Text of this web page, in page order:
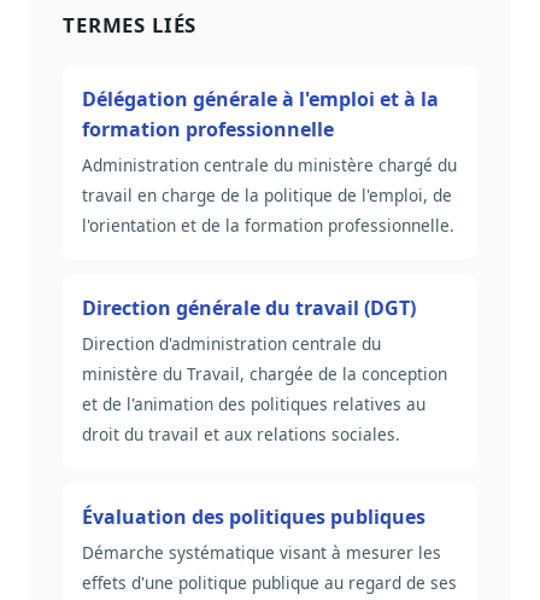
TERMES LIÉS
Délégation générale à l'emploi et à la
formation professionnelle
Administration centrale du ministère chargé du
travail en charge de la politique de l'emploi, de
l'orientation et de la formation professionnelle.
Direction générale du travail (DGT)
Direction d'administration centrale du
ministère du Travail, chargée de la conception
et de l'animation des politiques relatives au
droit du travail et aux relations sociales.
Évaluation des politiques publiques
Démarche systématique visant à mesurer les
effets d'une politique publique au regard de ses